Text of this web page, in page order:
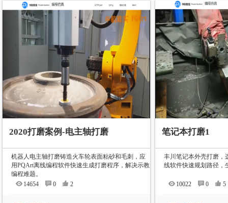
2020打磨案例-电主轴打磨
机器人电主轴打磨铸造火车轮表面粘砂和毛刺，应
用PQArt离线编程软件快速生成打磨程序，解决示教
编程难题。
14654
0 2
笔记本打磨1
丰川笔记本外壳打磨，
线软件快速规划路径，
10022 0 5